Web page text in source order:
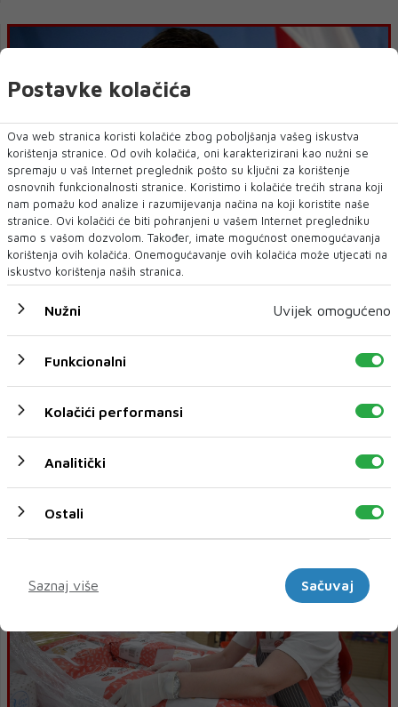
Lajčak: Ideja o razmjeni teritorija suprotna
međunarodnom pravu
Von der Leyen: moguće pokretanje postupka protiv
Njemačke
Postavke kolačića
Ova web stranica koristi kolačiće zbog poboljšanja vašeg iskustva
korištenja stranice. Od ovih kolačića, oni karakterizirani kao nužni se
spremaju u vaš Internet preglednik pošto su ključni za korištenje
osnovnih funkcionalnosti stranice. Koristimo i kolačiće trećih strana koji
nam pomažu kod analize i razumijevanja načina na koji koristite naše
stranice. Ovi kolačići će biti pohranjeni u vašem Internet pregledniku
samo s vašom dozvolom. Također, imate mogućnost onemogućavanja
korištenja ovih kolačića. Onemogućavanje ovih kolačića može utjecati na
iskustvo korištenja naših stranica.
Nužni Uvijek omogućeno
Funkcionalni
Kolačići performansi
Analitički
Ostali
Saznaj više
Sačuvaj